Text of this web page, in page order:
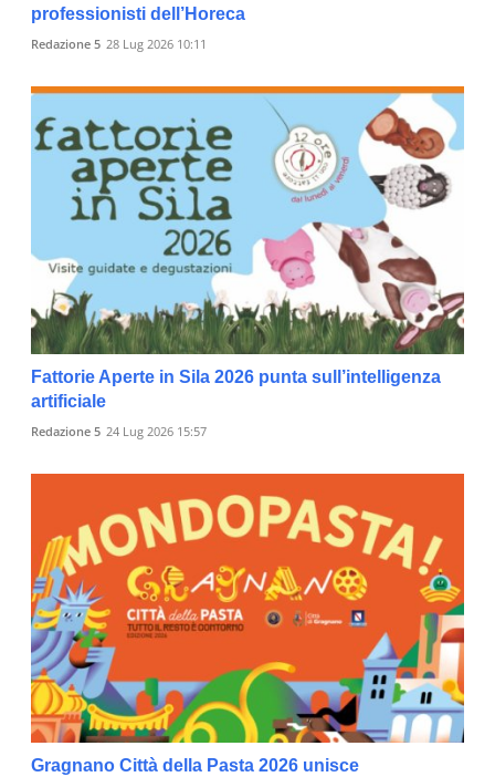
professionisti dell’Horeca
Redazione 5 28 Lug 2026 10:11
Fattorie Aperte in Sila 2026 punta sull’intelligenza
artificiale
Redazione 5 24 Lug 2026 15:57
Gragnano Città della Pasta 2026 unisce